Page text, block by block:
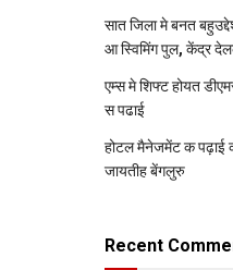
सात जिला मे बनत
आ स्विमिंग पुल, केंद्र
एम्स मे शिफ्ट होयत
स पढाई
होटल मैनेजमेंट क पढ़ाई
जायतीह बेंगलुरु
Recent